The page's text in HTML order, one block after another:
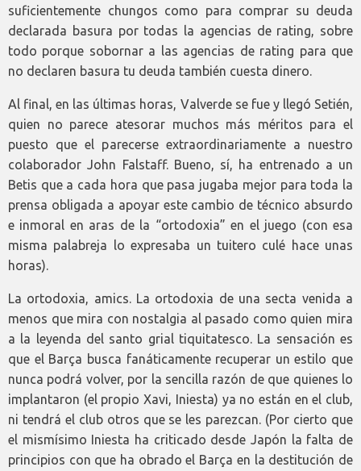
suficientemente chungos como para comprar su deuda
declarada basura por todas la agencias de rating, sobre
todo porque sobornar a las agencias de rating para que
no declaren basura tu deuda también cuesta dinero.
Al final, en las últimas horas, Valverde se fue y llegó Setién,
quien no parece atesorar muchos más méritos para el
puesto que el parecerse extraordinariamente a nuestro
colaborador John Falstaff. Bueno, sí, ha entrenado a un
Betis que a cada hora que pasa jugaba mejor para toda la
prensa obligada a apoyar este cambio de técnico absurdo
e inmoral en aras de la “ortodoxia” en el juego (con esa
misma palabreja lo expresaba un tuitero culé hace unas
horas).
La ortodoxia, amics. La ortodoxia de una secta venida a
menos que mira con nostalgia al pasado como quien mira
a la leyenda del santo grial tiquitatesco. La sensación es
que el Barça busca fanáticamente recuperar un estilo que
nunca podrá volver, por la sencilla razón de que quienes lo
implantaron (el propio Xavi, Iniesta) ya no están en el club,
ni tendrá el club otros que se les parezcan. (Por cierto que
el mismísimo Iniesta ha criticado desde Japón la falta de
principios con que ha obrado el Barça en la destitución de